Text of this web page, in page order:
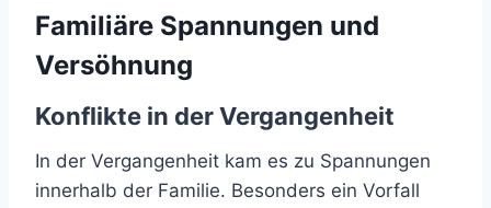
Familiäre Spannungen und
Versöhnung
Konflikte in der Vergangenheit
In der Vergangenheit kam es zu Spannungen
innerhalb der Familie. Besonders ein Vorfall